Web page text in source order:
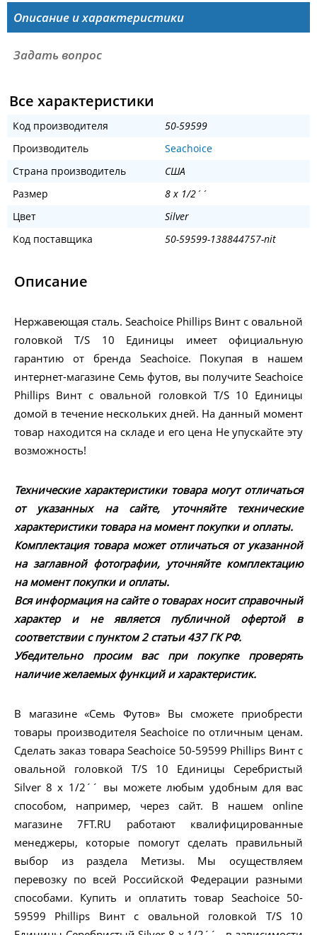
Описание и характеристики
Задать вопрос
Все характеристики
Код производителя
50-59599
Производитель
Seachoice
Страна производитель
США
Размер
8 x 1/2´´
Цвет
Silver
Код поставщика
50-59599-138844757-nit
Описание
Нержавеющая сталь. Seachoice Phillips Винт с овальной
головкой T/S 10 Единицы имеет официальную
гарантию от бренда Seachoice. Покупая в нашем
интернет-магазине Семь футов, вы получите Seachoice
Phillips Винт с овальной головкой T/S 10 Единицы
домой в течение нескольких дней. На данный момент
товар находится на складе и его цена Не упускайте эту
возможность!
Технические характеристики товара могут отличаться
от указанных на сайте, уточняйте технические
характеристики товара на момент покупки и оплаты.
Комплектация товара может отличаться от указанной
на заглавной фотографии, уточняйте комплектацию
на момент покупки и оплаты.
Вся информация на сайте о товарах носит справочный
характер и не является публичной офертой в
соответствии с пунктом 2 статьи 437 ГК РФ.
Убедительно просим вас при покупке проверять
наличие желаемых функций и характеристик.
В магазине «Семь Футов» Вы сможете приобрести
товары производителя Seachoice по отличным ценам.
Сделать заказ товара Seachoice 50-59599 Phillips Винт с
овальной головкой T/S 10 Единицы Серебристый
Silver 8 x 1/2´´ вы можете любым удобным для вас
способом, например, через сайт. В нашем online
магазине 7FT.RU работают квалифицированные
менеджеры, которые помогут сделать правильный
выбор из раздела Метизы. Мы осуществляем
перевозку по всей Российской Федерации разными
способами. Купить и оплатить товар Seachoice 50-
59599 Phillips Винт с овальной головкой T/S 10